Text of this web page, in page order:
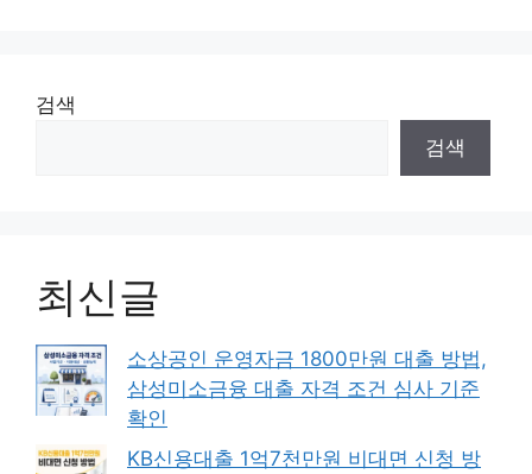
검색
검색
최신글
소상공인 운영자금 1800만원 대출 방법,
삼성미소금융 대출 자격 조건 심사 기준
확인
KB신용대출 1억7천만원 비대면 신청 방